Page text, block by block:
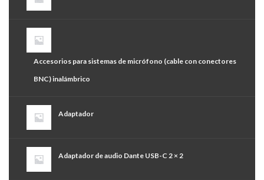
Accesorios para sistemas de micrófono (cable con conectores
BNC) inalámbrico
Adaptador
Adaptador de audio Dante USB-C 2 × 2